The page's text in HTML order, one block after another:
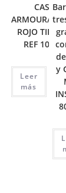
CASCO
ARMOUR/
ROJO TIPO I
REF 10-
Leer
más
y